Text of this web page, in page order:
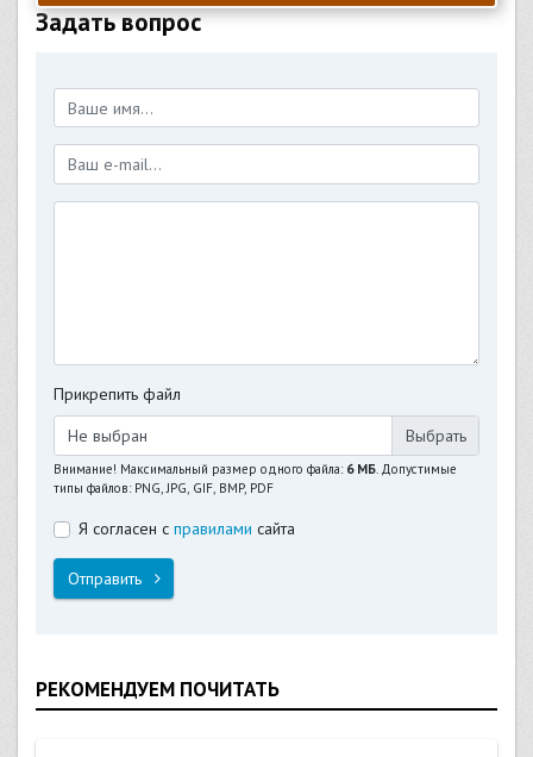
Задать вопрос
Прикрепить файл
Не выбран
Внимание! Максимальный размер одного файла: 6 МБ. Допустимые
типы файлов: PNG, JPG, GIF, BMP, PDF
Я согласен с правилами сайта
Отправить
РЕКОМЕНДУЕМ ПОЧИТАТЬ